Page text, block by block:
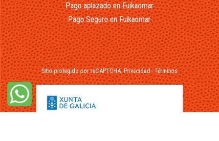
Pago aplazado en Fuikaomar
Pago Seguro en Fuikaomar
Sitio protegido por reCAPTCHA.Privacidad-Términos